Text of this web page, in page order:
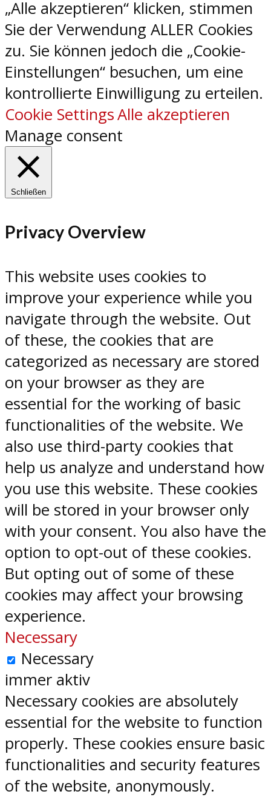
„Alle akzeptieren“ klicken, stimmen
Sie der Verwendung ALLER Cookies
zu. Sie können jedoch die „Cookie-
Einstellungen“ besuchen, um eine
kontrollierte Einwilligung zu erteilen.
Cookie SettingsAlle akzeptieren
Manage consent
Schließen
Privacy Overview
This website uses cookies to
improve your experience while you
navigate through the website. Out
of these, the cookies that are
categorized as necessary are stored
on your browser as they are
essential for the working of basic
functionalities of the website. We
also use third-party cookies that
help us analyze and understand how
you use this website. These cookies
will be stored in your browser only
with your consent. You also have the
option to opt-out of these cookies.
But opting out of some of these
cookies may affect your browsing
experience.
Necessary
Necessary
immer aktiv
Necessary cookies are absolutely
essential for the website to function
properly. These cookies ensure basic
functionalities and security features
of the website, anonymously.